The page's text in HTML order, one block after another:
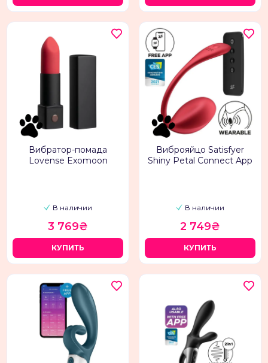
Вибратор-помада
Lovense Exomoon
В наличии
3 769₴
КУПИТЬ
Виброяйцо Satisfyer
Shiny Petal Connect App
В наличии
2 749₴
КУПИТЬ